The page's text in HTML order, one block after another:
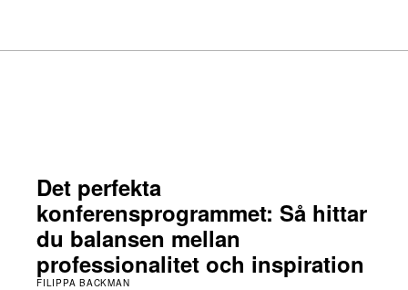
Det perfekta
konferensprogrammet: Så hittar
du balansen mellan
professionalitet och inspiration
FILIPPA BACKMAN